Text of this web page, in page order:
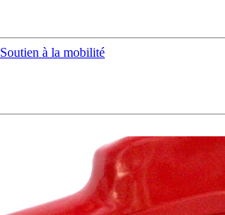
Soutien à la mobilité